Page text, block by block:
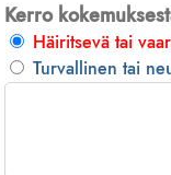
Kerro
Häiritsevä tai
Turvallinen tai